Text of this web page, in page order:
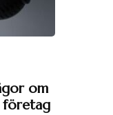
om
företag